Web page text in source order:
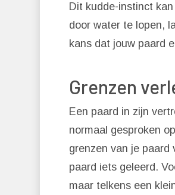
Dit kudde-instinct
door water te lopen,
kans dat jouw paard
Grenzen
Een paard in zijn
normaal gesproken
grenzen van je paard
paard iets geleerd.
maar telkens een